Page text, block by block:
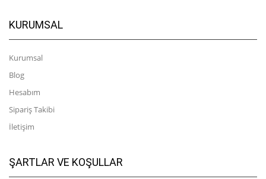
KURUMSAL
Kurumsal
Blog
Hesabım
Sipariş Takibi
İletişim
ŞARTLAR VE KOŞULLAR